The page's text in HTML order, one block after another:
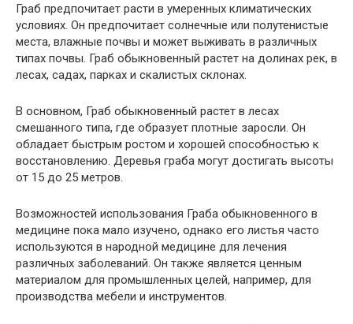
Граб предпочитает расти в умеренных климатических
условиях. Он предпочитает солнечные или полутенистые
места, влажные почвы и может выживать в различных
типах почвы. Граб обыкновенный растет на долинах рек, в
лесах, садах, парках и скалистых склонах.
В основном, Граб обыкновенный растет в лесах
смешанного типа, где образует плотные заросли. Он
обладает быстрым ростом и хорошей способностью к
восстановлению. Деревья граба могут достигать высоты
от 15 до 25 метров.
Возможностей использования Граба обыкновенного в
медицине пока мало изучено, однако его листья часто
используются в народной медицине для лечения
различных заболеваний. Он также является ценным
материалом для промышленных целей, например, для
производства мебели и инструментов.